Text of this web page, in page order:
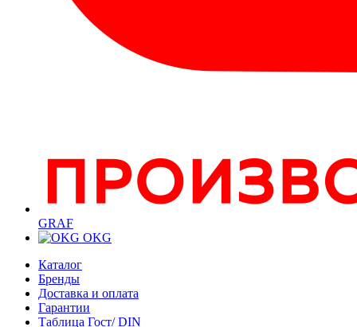
GRAF
OKG
Каталог
Бренды
Доставка и оплата
Гарантии
Таблица Гост/ DIN